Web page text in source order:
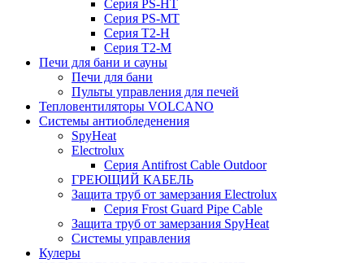
Серия PS-HT
Серия PS-MT
Серия T2-H
Серия T2-M
Печи для бани и сауны
Печи для бани
Пульты управления для печей
Тепловентиляторы VOLCANO
Системы антиобледенения
SpyHeat
Electrolux
Серия Antifrost Cable Outdoor
ГРЕЮЩИЙ КАБЕЛЬ
Защита труб от замерзания Electrolux
Серия Frost Guard Pipe Cable
Защита труб от замерзания SpyHeat
Системы управления
Кулеры